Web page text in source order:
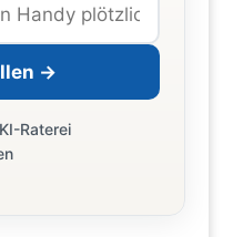
→
Raterei